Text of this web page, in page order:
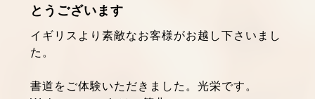
とうございます
イギリスより素敵なお客様がお越し下さいまし
た。
書道をご体験いただきました。光栄です。